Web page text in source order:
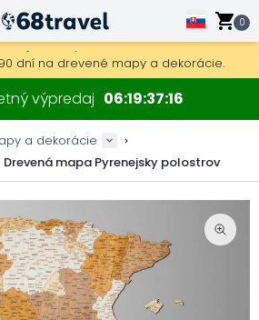
0
objednávky nad 49 €.
dní na drevené mapy a dekorácie.
a dekorácií.
výpredaj 06193716
a dekorácie
Drevená mapa Pyrenejsky polostrov
Hľadať